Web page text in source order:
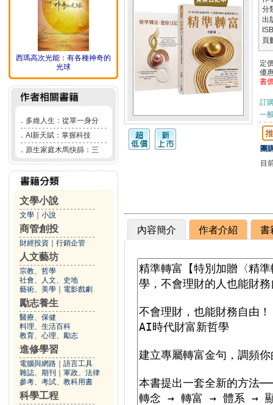
西瑪高次光能：有各種神奇的
光球
． 多維人生：從單一身分
． AI新天賦：掌握科技
． 原生家庭木馬快篩：三
文學小說
文學 小說
商管創投
財經投資 行銷企管
人文藝坊
宗教、哲學
社會、人文、史地
藝術、美學
電影戲劇
勵志養生
醫療、保健
料理、生活百科
教育、心理、勵志
進修學習
電腦與網路
語言工具
雜誌、期刊
軍政、法律
參考、考試、教科用書
科學工程
分
出
頁
定
優
書
訂
一
團
目
內容簡介 作者介紹 書